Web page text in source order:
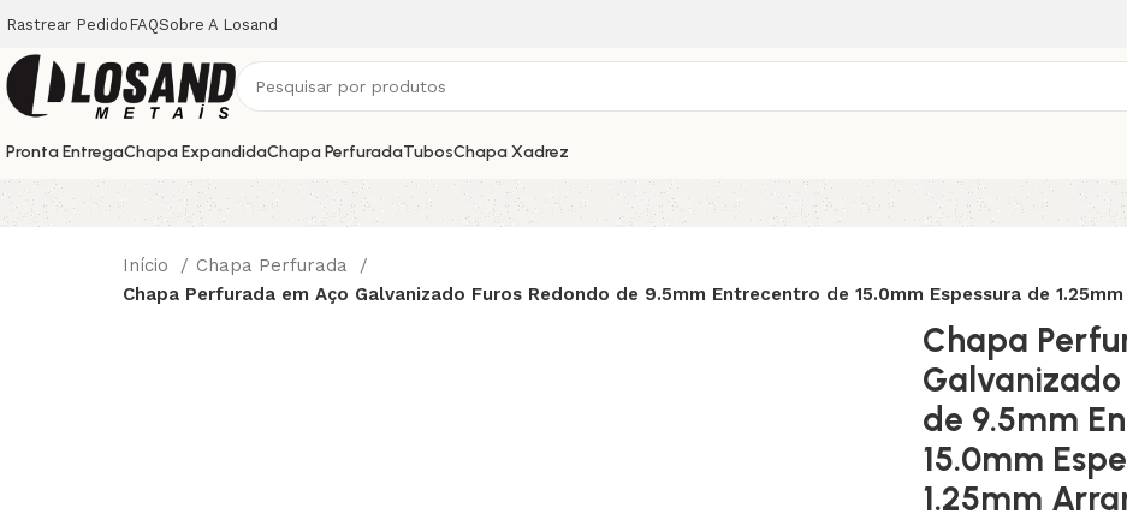
Rastrear Pedido FAQSobre A Losand
Pronta EntregaChapa ExpandidaChapa PerfuradaTubosChapa Xadrez
Início
Chapa Perfurada
Chapa Perfurada em Aço Galvanizado Furos Redondo de 9.5mm Entrecentro de 15.0mm Espessura de
Chapa
Galvanizado
de 9.5mm
15.0mm
1.25mm